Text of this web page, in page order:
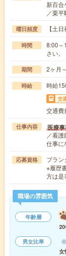
新百合
／栗
曜日頻度 【土
時間
8:00～
さい。
期間 2ヶ月
時給 時給
交
交通費
仕事内容 医療
／看
仕事
応募資格
ブラン
※履歴
方は是
職場の雰囲気
年齢層
男女比率
女